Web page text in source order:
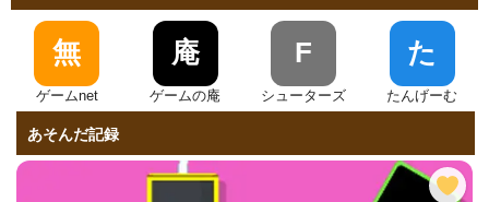
無
ゲームnet
庵
ゲームの庵
F
シューターズ
た
たんげーむ
あそんだ記録